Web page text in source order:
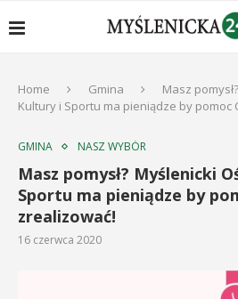
Home Gmina
Masz
Kultury i Sportu ma pieniądze by pomoc
GMINA NASZ WYBÓR
Masz pomysł? Myślenicki
Sportu ma pieniądze by
zrealizować!
16 czerwca 2020